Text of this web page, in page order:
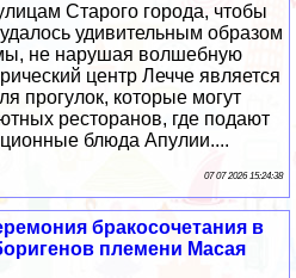
Старого города, чтобы
удивительным образом
не нарушая волшебную
центр Лечче является
прогулок, которые могут
ресторанов, где подают
блюда Апулии....
07 07 2026 15:24:38
бракосочетания в
племени Масая